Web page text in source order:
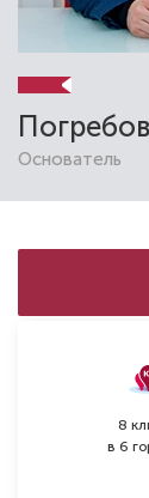
Основатель
8
в 6